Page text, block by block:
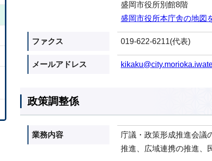
盛岡市役所別館8階
盛岡市役所本庁舎の地図
ファクス 019-622-6211(代表)
メールアドレス
政策調整係
業務内容
庁議・政策形成推進会議
推進、広域連携の推進、